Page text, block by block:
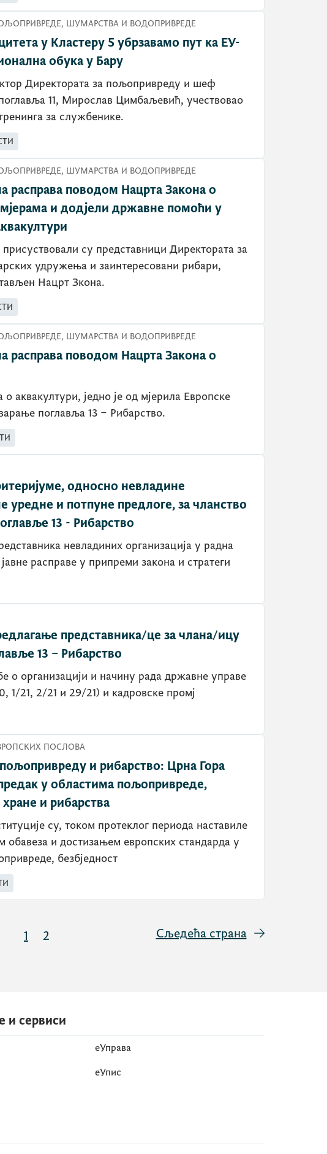
ШУМАРСТВА И ВОДОПРИВРЕДЕ
у Кластеру 5 убрзавамо пут ка ЕУ-
обука у Бару
Директората за пољопривреду и шеф
11, Мирослав Цимбаљевић, учествовао
за службенике.
ШУМАРСТВА И ВОДОПРИВРЕДЕ
расправа поводом Нацрта Закона о
и додјели државне помоћи у
присуствовали су представници Директората за
удружења и заинтересовани рибари,
Нацрт Зкона.
ШУМАРСТВА И ВОДОПРИВРЕДЕ
расправа поводом Нацрта Закона о
о аквакултури, једно је од мјерила Европске
поглавља 13 – Рибарство.
односно невладине
уредне и потпуне предлоге, за чланство
13 - Рибарство
невладиних организација у радна
расправе у припреми закона и стратеги
представника/це за члана/ицу
13 – Рибарство
о организацији и начину рада државне управе
1/21, 2/21 и 29/21) и кадровске промј
ПОСЛОВА
и рибарство: Црна Гора
у областима пољопривреде,
и рибарства
су, током протеклог периода наставиле
обавеза и достизањем европских стандарда у
безбједност
1 2 Сљедећа страна
и сервиси
еУправа
eУпис